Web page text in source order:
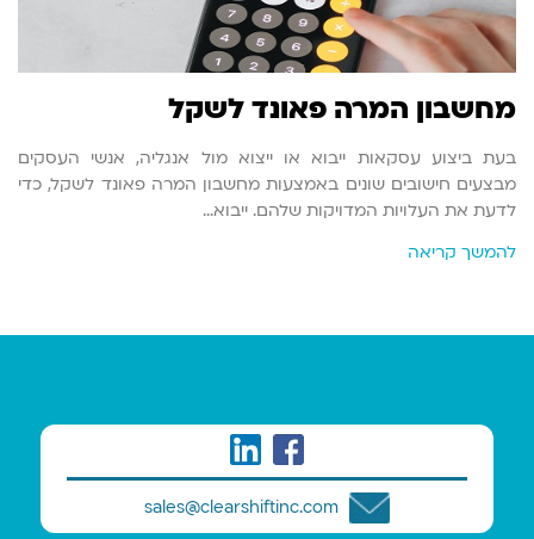
מחשבון המרה פאונד לשקל
בעת ביצוע עסקאות ייבוא או ייצוא מול אנגליה, אנשי העסקים
מבצעים חישובים שונים באמצעות מחשבון המרה פאונד לשקל, כדי
לדעת את העלויות המדויקות שלהם. ייבוא…
להמשך קריאה
sales@clearshiftinc.com